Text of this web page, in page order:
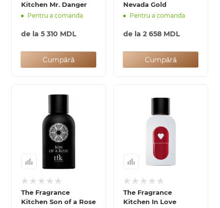
Kitchen Mr. Danger
Pentru a comanda
de la 5 310 MDL
Cumpără
Nevada Gold
Pentru a comanda
de la 2 658 MDL
Cumpără
The Fragrance
Kitchen Son of a Rose
The Fragrance
Kitchen In Love